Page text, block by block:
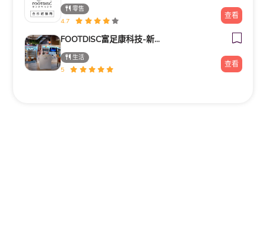
零售
4.7
查看
FOOTDISC富足康科技-新光三越-西門店
生活
5
查看